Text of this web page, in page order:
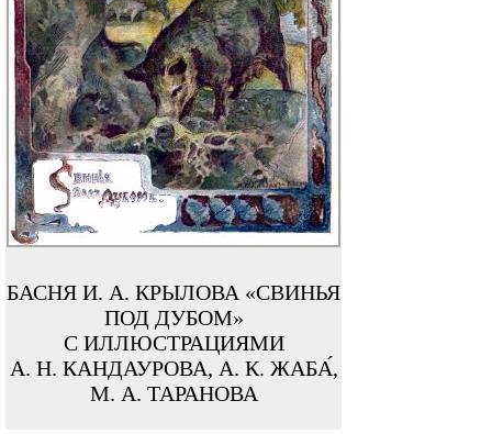
БАСНЯ И. А. КРЫЛОВА «СВИНЬЯ
ПОД ДУБОМ»
С ИЛЛЮСТРАЦИЯМИ
А. Н. КАНДАУРОВА, А. К. ЖАБА́,
М. А. ТАРАНОВА